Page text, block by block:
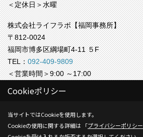
＜定休日＞水曜
株式会社ライフラボ【福岡事務所】
〒812-0024
福岡市博多区綱場町4-11 ５F
TEL：092-409-9809
＜営業時間＞9:00 ～17:00
＜定休日＞水曜
Copyright (c) Life-labo. All Rights Reserved.
Produced byゴデスクリエイト
Cookieポリシー
当サイトではCookieを使用します。
Cookieの使用に関する詳細は 「プライバシーポリシー